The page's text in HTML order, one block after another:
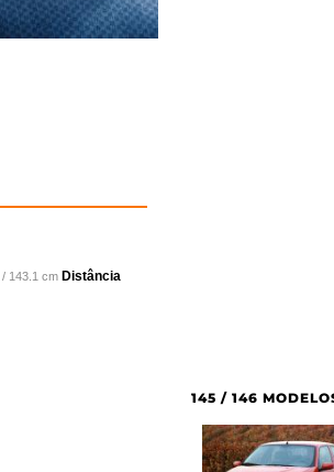
/ 143.1 cm Distância
145 / 146